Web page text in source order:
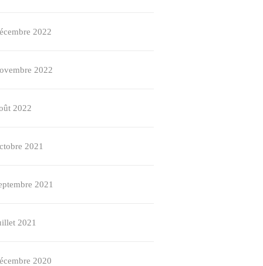
2022
2022
2022
2021
2021
2021
2020